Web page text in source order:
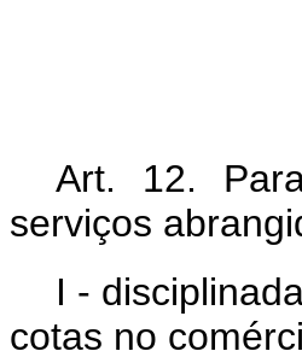
Art. 12.
serviços
I -
cotas no